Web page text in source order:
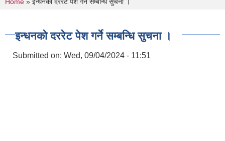
You are here
Home » इन्धनको दररेट पेश गर्ने सम्बन्धि सुचना ।
इन्धनको दररेट पेश गर्ने सम्बन्धि सुचना ।
Submitted on: Wed, 09/04/2024 - 11:51